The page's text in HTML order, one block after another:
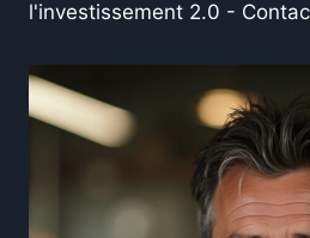
l'investissement 2.0 -